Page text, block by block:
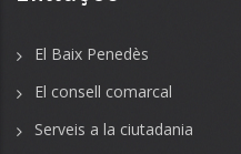
El Baix Penedès
El consell comarcal
Serveis a la ciutadania